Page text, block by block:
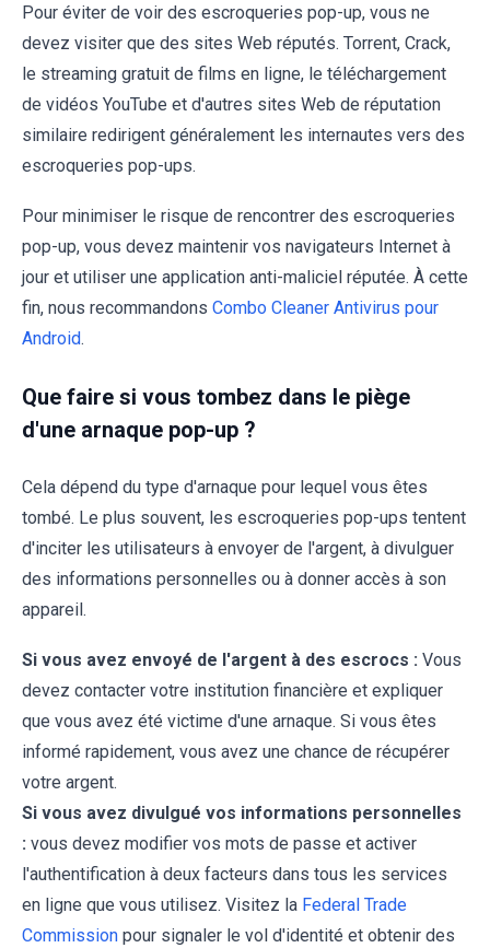
Pour éviter de voir des escroqueries pop-up, vous ne
devez visiter que des sites Web réputés. Torrent, Crack,
le streaming gratuit de films en ligne, le téléchargement
de vidéos YouTube et d'autres sites Web de réputation
similaire redirigent généralement les internautes vers des
escroqueries pop-ups.
Pour minimiser le risque de rencontrer des escroqueries
pop-up, vous devez maintenir vos navigateurs Internet à
jour et utiliser une application anti-maliciel réputée. À cette
fin, nous recommandons Combo Cleaner Antivirus pour
Android.
Que faire si vous tombez dans le piège
d'une arnaque pop-up ?
Cela dépend du type d'arnaque pour lequel vous êtes
tombé. Le plus souvent, les escroqueries pop-ups tentent
d'inciter les utilisateurs à envoyer de l'argent, à divulguer
des informations personnelles ou à donner accès à son
appareil.
Si vous avez envoyé de l'argent à des escrocs : Vous
devez contacter votre institution financière et expliquer
que vous avez été victime d'une arnaque. Si vous êtes
informé rapidement, vous avez une chance de récupérer
votre argent.
Si vous avez divulgué vos informations personnelles
: vous devez modifier vos mots de passe et activer
l'authentification à deux facteurs dans tous les services
en ligne que vous utilisez. Visitez la Federal Trade
Commission pour signaler le vol d'identité et obtenir des